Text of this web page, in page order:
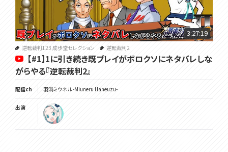
3:27:19
逆転裁判123 成歩堂セレクション 逆転裁判2
【#1】1に引き続き既プレイがボロクソにネタバレしな
がらやる『逆転裁判2』
配信ch 羽渦ミウネル -Miuneru Haneuzu-
出演